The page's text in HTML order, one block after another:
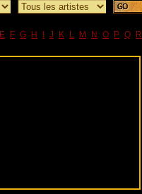
E F G H J K L M N O P Q R